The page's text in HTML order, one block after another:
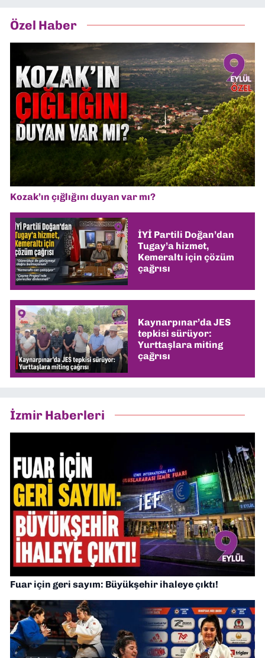
Özel Haber
Kozak’ın çığlığını duyan var mı?
İYİ Partili Doğan’dan
Tugay’a hizmet,
Kemeraltı için çözüm
çağrısı
Kaynarpınar’da JES
tepkisi sürüyor:
Yurttaşlara miting
çağrısı
İzmir Haberleri
Fuar için geri sayım: Büyükşehir ihaleye çıktı!